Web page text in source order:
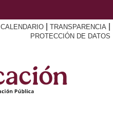
CALENDARIO TRANSPARENCIA
PROTECCIÓN DE DATOS